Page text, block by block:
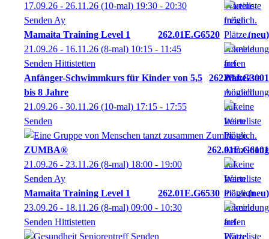
17.09.26 - 26.11.26 (10-mal) 19:30 - 20:30
Senden Ay
Mamaita Training Level 1
262.01E.G6520
neu
21.09.26 - 16.11.26 (8-mal) 10:15 - 11:45
Senden Hittistetten
Anfänger-Schwimmkurs für Kinder von 5,5
bis 8 Jahre
262.01J.G3001
21.09.26 - 30.11.26 (10-mal) 17:15 - 17:55
Senden
ZUMBA®
262.01E.G6101
21.09.26 - 23.11.26 (8-mal) 18:00 - 19:00
Senden Ay
Mamaita Training Level 1
262.01E.G6530
neu
23.09.26 - 18.11.26 (8-mal) 09:00 - 10:30
Senden Hittistetten